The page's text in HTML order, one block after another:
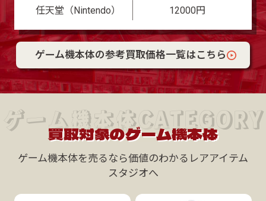
任天堂（Nintendo） 12000円
ゲーム機本体の参考買取価格一覧はこちら
ゲーム機本体CATEGORY
買取対象のゲーム機本体
ゲーム機本体を売るなら価値のわかるレアアイテム
スタジオへ